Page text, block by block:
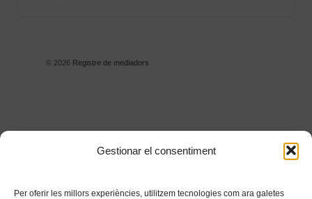
Gestionar el consentiment
Per oferir les millors experiències, utilitzem tecnologies com ara galetes
© 2026Registre de mediadors